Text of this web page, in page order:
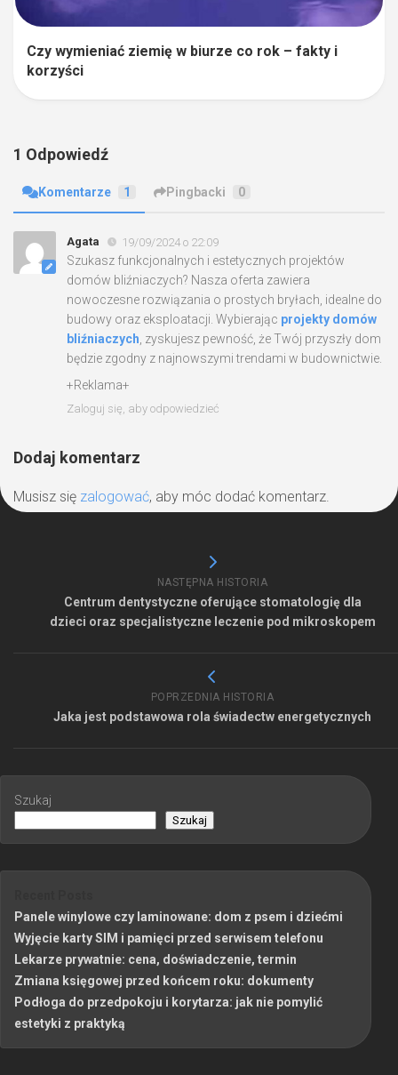
Czy wymieniać ziemię w biurze co rok – fakty i
korzyści
1 Odpowiedź
Komentarze 1 Pingbacki 0
Agata 19/09/2024 o 22:09
Szukasz funkcjonalnych i estetycznych projektów
domów bliźniaczych? Nasza oferta zawiera
nowoczesne rozwiązania o prostych bryłach, idealne do
budowy oraz eksploatacji. Wybierając projekty domów
bliźniaczych, zyskujesz pewność, że Twój przyszły dom
będzie zgodny z najnowszymi trendami w budownictwie.
+Reklama+
Zaloguj się, aby odpowiedzieć
Dodaj komentarz
Musisz się zalogować, aby móc dodać komentarz.
NASTĘPNA HISTORIA
Centrum dentystyczne oferujące stomatologię dla
dzieci oraz specjalistyczne leczenie pod mikroskopem
POPRZEDNIA HISTORIA
Jaka jest podstawowa rola świadectw energetycznych
Szukaj
Szukaj
Panele winylowe czy laminowane: dom z psem i dziećmi
Wyjęcie karty SIM i pamięci przed serwisem telefonu
Lekarze prywatnie: cena, doświadczenie, termin
Zmiana księgowej przed końcem roku: dokumenty
Podłoga do przedpokoju i korytarza: jak nie pomylić
estetyki z praktyką